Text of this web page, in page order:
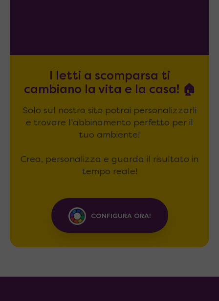
I letti a scomparsa ti
cambiano la vita e la casa! 🏠
Solo sul nostro sito potrai personalizzarli
e trovare l'abbinamento perfetto per il
tuo ambiente!
Crea, personalizza e guarda il risultato in
tempo reale!
CONFIGURA ORA!